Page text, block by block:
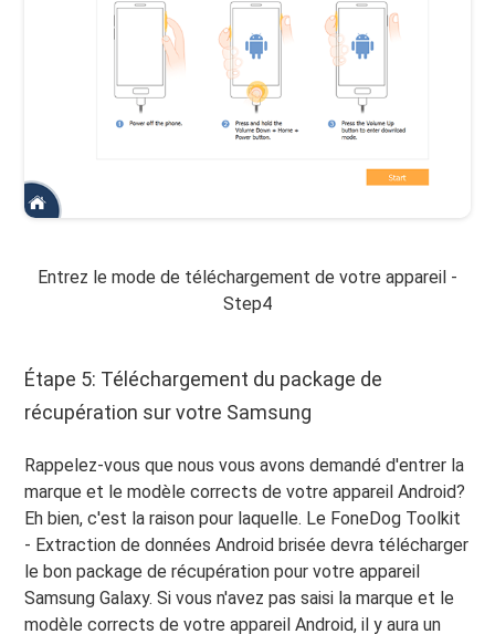
Entrez le mode de téléchargement de votre appareil -
Step4
Étape 5: Téléchargement du package de
récupération sur votre Samsung
Rappelez-vous que nous vous avons demandé d'entrer la
marque et le modèle corrects de votre appareil Android?
Eh bien, c'est la raison pour laquelle. Le FoneDog Toolkit
- Extraction de données Android brisée devra télécharger
le bon package de récupération pour votre appareil
Samsung Galaxy. Si vous n'avez pas saisi la marque et le
modèle corrects de votre appareil Android, il y aura un